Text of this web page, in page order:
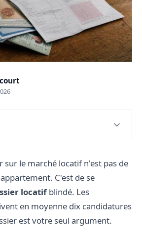
dossier locatif
sur le marché locatif n'est pas de
C'est de se
locatif blindé. Les
en moyenne dix candidatures
est votre seul argument.